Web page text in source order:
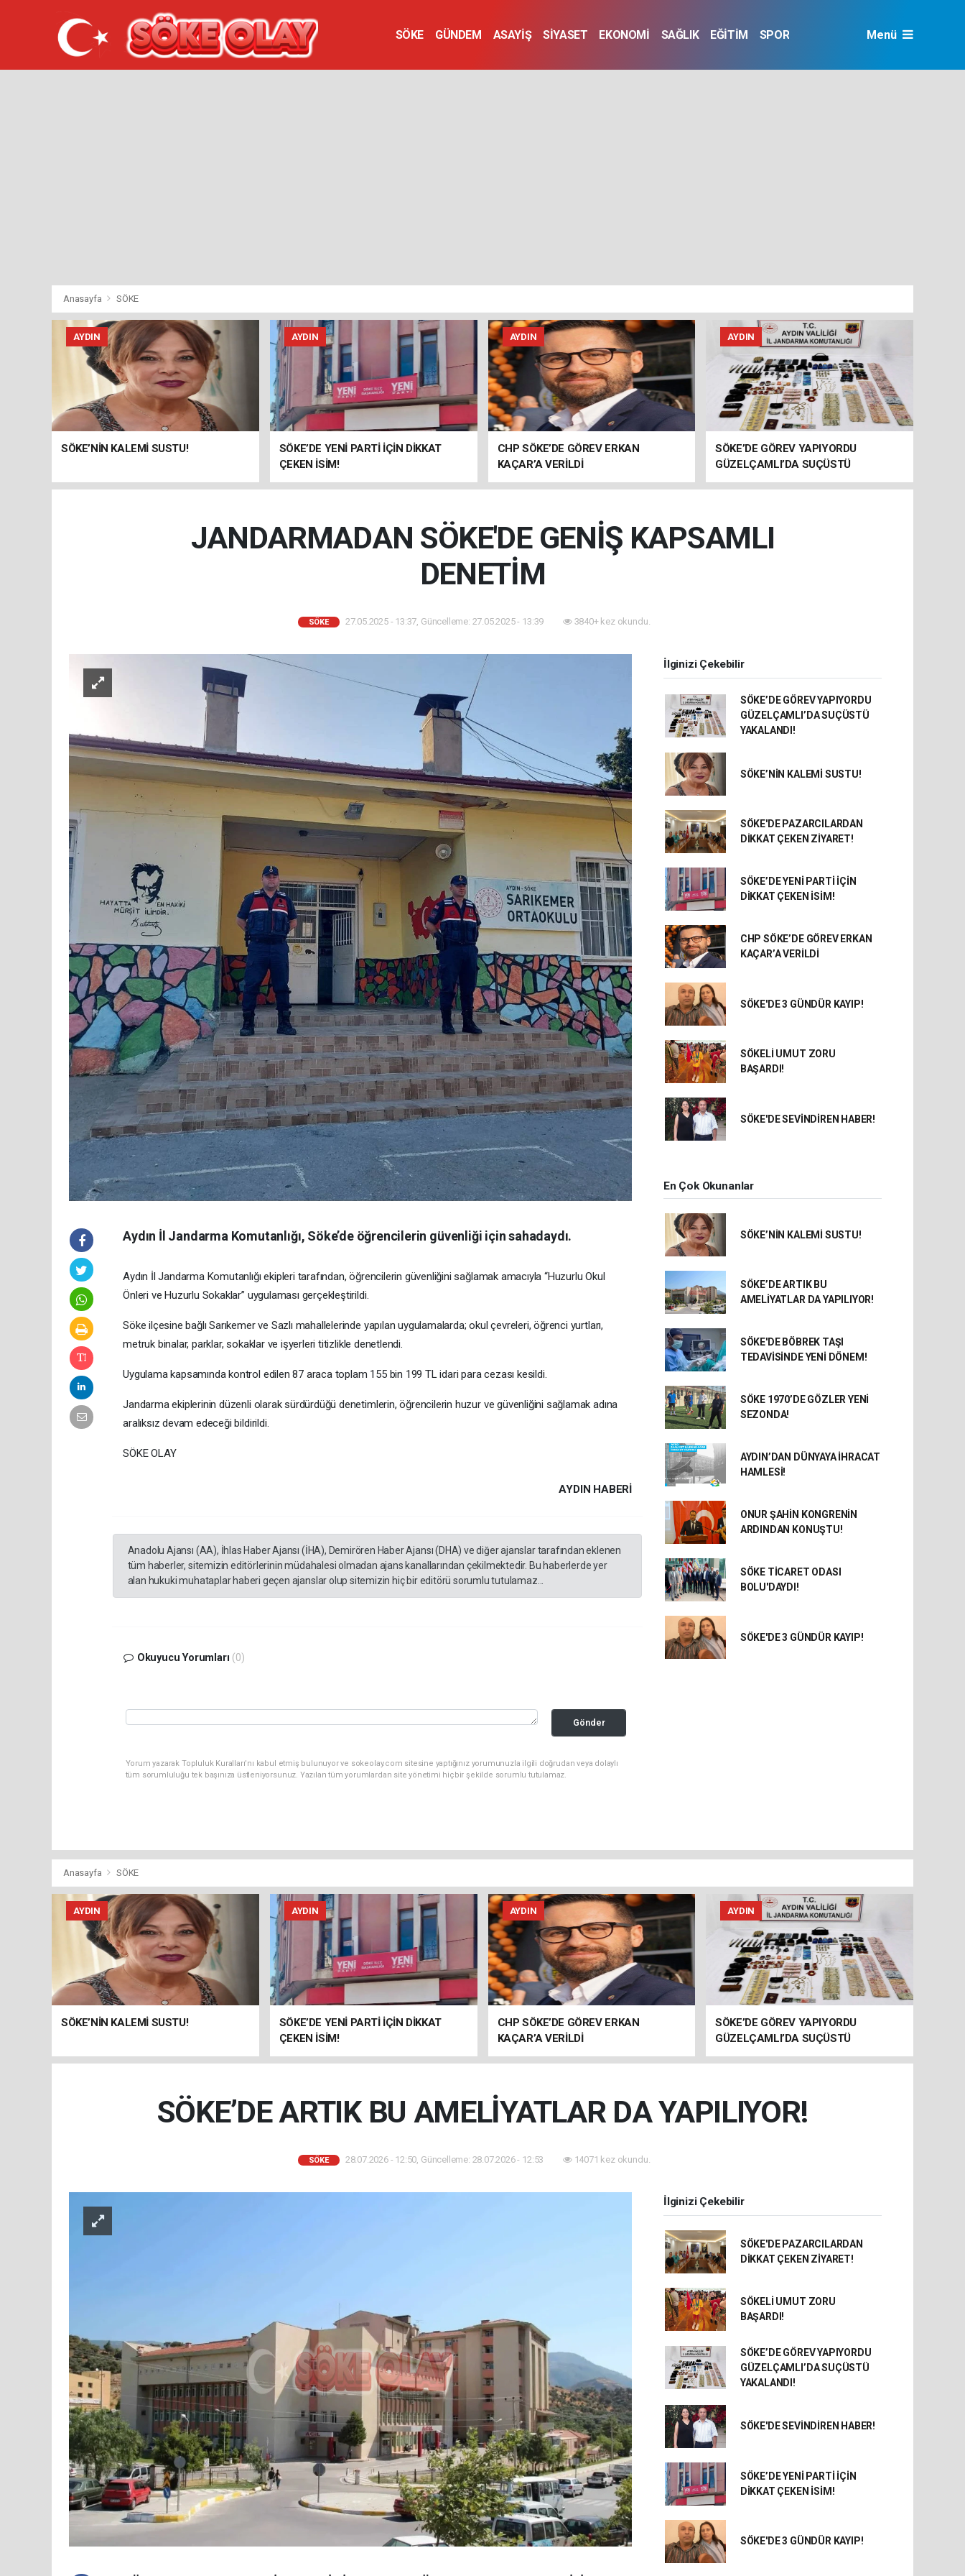
SÖKE GÜNDEM ASAYİŞ SİYASET EKONOMİ SAĞLIK EĞİTİM SPOR Menü
Anasayfa SÖKE
AYDIN
SÖKE’NİN KALEMİ SUSTU!
AYDIN
SÖKE’DE YENİ PARTİ İÇİN DİKKAT
ÇEKEN İSİM!
AYDIN
CHP SÖKE’DE GÖREV ERKAN
KAÇAR’A VERİLDİ
AYDIN
SÖKE’DE GÖREV YAPIYORDU
GÜZELÇAMLI’DA SUÇÜSTÜ
YAKALANDI!
JANDARMADAN SÖKE'DE GENİŞ KAPSAMLI
DENETİM
SÖKE 27.05.2025 - 13:37, Güncelleme: 27.05.2025 - 13:39 3840+ kez okundu.
Aydın İl Jandarma Komutanlığı, Söke’de öğrencilerin güvenliği için sahadaydı.
Aydın İl Jandarma Komutanlığı ekipleri tarafından, öğrencilerin güvenliğini sağlamak amacıyla “Huzurlu Okul
Önleri ve Huzurlu Sokaklar” uygulaması gerçekleştirildi.
Söke ilçesine bağlı Sarıkemer ve Sazlı mahallelerinde yapılan uygulamalarda; okul çevreleri, öğrenci yurtları,
metruk binalar, parklar, sokaklar ve işyerleri titizlikle denetlendi.
Uygulama kapsamında kontrol edilen 87 araca toplam 155 bin 199 TL idari para cezası kesildi.
Jandarma ekiplerinin düzenli olarak sürdürdüğü denetimlerin, öğrencilerin huzur ve güvenliğini sağlamak adına
aralıksız devam edeceği bildirildi.
SÖKE OLAY
AYDIN HABERİ
Anadolu Ajansı (AA), İhlas Haber Ajansı (İHA), Demirören Haber Ajansı (DHA) ve diğer ajanslar tarafından eklenen
tüm haberler, sitemizin editörlerinin müdahalesi olmadan ajans kanallarından çekilmektedir. Bu haberlerde yer
alan hukuki muhataplar haberi geçen ajanslar olup sitemizin hiç bir editörü sorumlu tutulamaz...
Okuyucu Yorumları (0)
Gönder
Yorum yazarak Topluluk Kuralları’nı kabul etmiş bulunuyor ve sokeolay.com sitesine yaptığınız yorumunuzla ilgili doğrudan veya dolaylı
tüm sorumluluğu tek başınıza üstleniyorsunuz. Yazılan tüm yorumlardan site yönetimi hiçbir şekilde sorumlu tutulamaz.
İlginizi Çekebilir
SÖKE’DE GÖREV YAPIYORDU
GÜZELÇAMLI’DA SUÇÜSTÜ
YAKALANDI!
SÖKE’NİN KALEMİ SUSTU!
SÖKE'DE PAZARCILARDAN
DİKKAT ÇEKEN ZİYARET!
SÖKE’DE YENİ PARTİ İÇİN
DİKKAT ÇEKEN İSİM!
CHP SÖKE’DE GÖREV ERKAN
KAÇAR’A VERİLDİ
SÖKE'DE 3 GÜNDÜR KAYIP!
SÖKELİ UMUT ZORU
BAŞARDI!
SÖKE'DE SEVİNDİREN HABER!
En Çok Okunanlar
SÖKE’NİN KALEMİ SUSTU!
SÖKE’DE ARTIK BU
AMELİYATLAR DA YAPILIYOR!
SÖKE'DE BÖBREK TAŞI
TEDAVİSİNDE YENİ DÖNEM!
SÖKE 1970’DE GÖZLER YENİ
SEZONDA!
AYDIN’DAN DÜNYAYA İHRACAT
HAMLESİ!
ONUR ŞAHİN KONGRENİN
ARDINDAN KONUŞTU!
SÖKE TİCARET ODASI
BOLU'DAYDI!
SÖKE'DE 3 GÜNDÜR KAYIP!
Anasayfa SÖKE
AYDIN
SÖKE’NİN KALEMİ SUSTU!
AYDIN
SÖKE’DE YENİ PARTİ İÇİN DİKKAT
ÇEKEN İSİM!
AYDIN
CHP SÖKE’DE GÖREV ERKAN
KAÇAR’A VERİLDİ
AYDIN
SÖKE’DE GÖREV YAPIYORDU
GÜZELÇAMLI’DA SUÇÜSTÜ
YAKALANDI!
SÖKE’DE ARTIK BU AMELİYATLAR DA YAPILIYOR!
SÖKE 28.07.2026 - 12:50, Güncelleme: 28.07.2026 - 12:53 14071 kez okundu.
İlginizi Çekebilir
SÖKE'DE PAZARCILARDAN
DİKKAT ÇEKEN ZİYARET!
SÖKELİ UMUT ZORU
BAŞARDI!
SÖKE’DE GÖREV YAPIYORDU
GÜZELÇAMLI’DA SUÇÜSTÜ
YAKALANDI!
SÖKE'DE SEVİNDİREN HABER!
SÖKE’DE YENİ PARTİ İÇİN
DİKKAT ÇEKEN İSİM!
SÖKE'DE 3 GÜNDÜR KAYIP!